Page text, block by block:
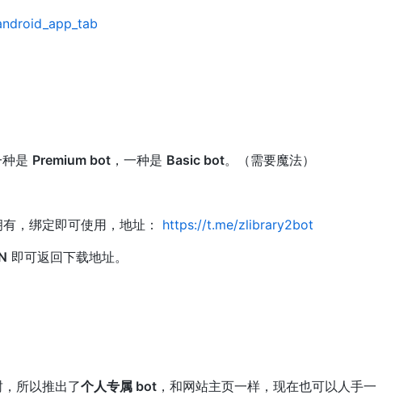
是 Premium bot ，一种是 Basic bot。（需要魔法）
，绑定即可使用，地址： https://t.me/zlibrary2bot
即可返回下载地址。
所以推出了个人专属 bot ，和网站主页一样，现在也可以人手一